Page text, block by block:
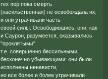
тех пор пока смерть
(насильственная) не освобождала их;
и они утрачивали часть
своей силы. Освободившись, они, как
и Саурон, разумеется, оказывались
"проклятыми",
т.е. совершенно бессильными,
бесконечно убывающими: они были
исполнены ненависти,
но все более и более утрачивали